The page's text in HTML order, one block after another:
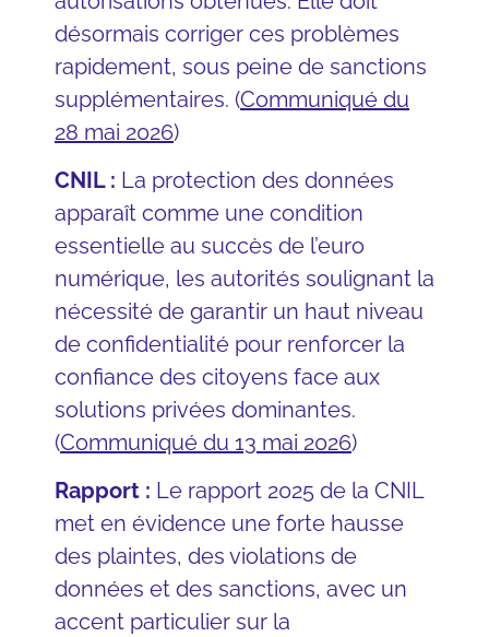
désormais corriger ces problèmes
rapidement, sous peine de sanctions
supplémentaires. (Communiqué du
28 mai 2026)
CNIL : La protection des données
apparaît comme une condition
essentielle au succès de l’euro
numérique, les autorités soulignant la
nécessité de garantir un haut niveau
de confidentialité pour renforcer la
confiance des citoyens face aux
solutions privées dominantes.
(Communiqué du 13 mai 2026)
Rapport : Le rapport 2025 de la CNIL
met en évidence une forte hausse
des plaintes, des violations de
données et des sanctions, avec un
accent particulier sur la